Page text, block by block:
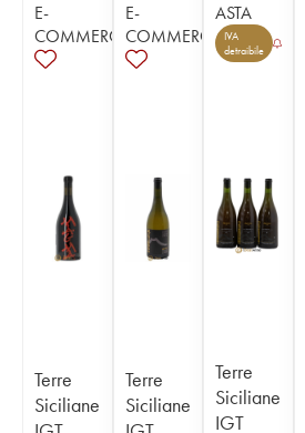
E-
COMMERCE
Terre
Siciliane
E-
COMMERCE
Terre
Siciliane
ASTA
IVA
detraibile
Terre
Siciliane
IGT